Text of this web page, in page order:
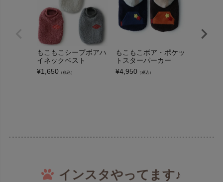
もこもこシープボアハ
イネックベスト
¥1,650 （税込）
もこもこボア・ポケッ
トスターパーカー
¥4,950 （税込）
インスタやってます♪